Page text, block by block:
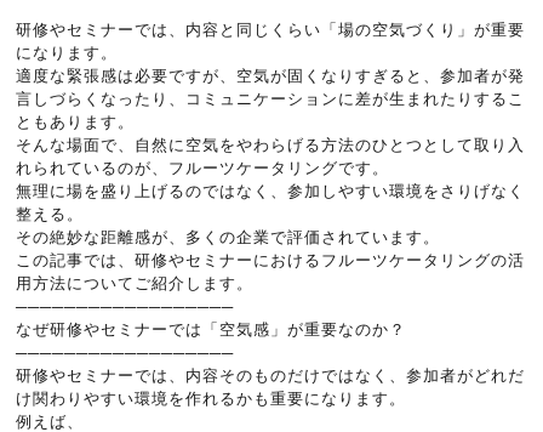
研修やセミナーでは、内容と同じくらい「場の空気づくり」が重要
になります。
適度な緊張感は必要ですが、空気が固くなりすぎると、参加者が発
言しづらくなったり、コミュニケーションに差が生まれたりするこ
ともあります。
そんな場面で、自然に空気をやわらげる方法のひとつとして取り入
れられているのが、フルーツケータリングです。
無理に場を盛り上げるのではなく、参加しやすい環境をさりげなく
整える。
その絶妙な距離感が、多くの企業で評価されています。
この記事では、研修やセミナーにおけるフルーツケータリングの活
用方法についてご紹介します。
──────────────────
なぜ研修やセミナーでは「空気感」が重要なのか？
──────────────────
研修やセミナーでは、内容そのものだけではなく、参加者がどれだ
け関わりやすい環境を作れるかも重要になります。
例えば、